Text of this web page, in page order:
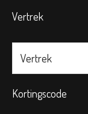
Vertrek
Vertrek
Kortingscode